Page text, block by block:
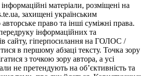
матеріали, розміщені на
захищені українським
право та інші суміжні права.
інформаційних та
сайту, гіперпосилання на ГОЛОС /
в першому абзаці тексту. Точка зору
з точкою зору автора, а усі
не претендують на об’єктивність та